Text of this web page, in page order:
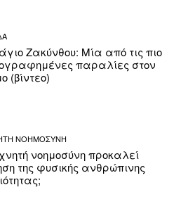
Ζακύνθου: Μία από τις πιο
παραλίες στον
(βίντεο)
ΝΟΗΜΟΣΥΝΗ
νοημοσύνη προκαλεί
της φυσικής ανθρώπινης